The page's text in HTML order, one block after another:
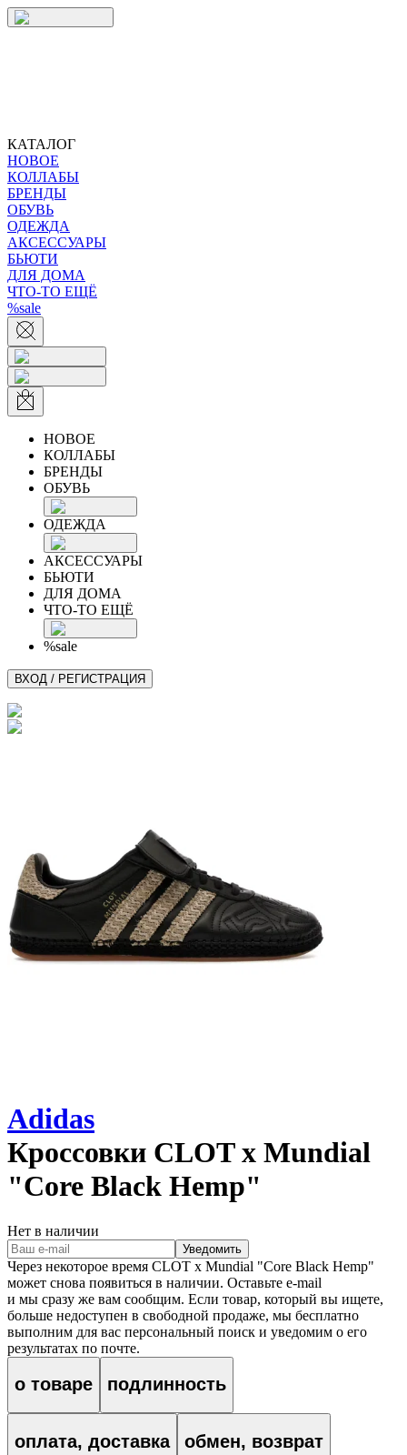
КАТАЛОГ
НОВОЕ
КОЛЛАБЫ
БРЕНДЫ
ОБУВЬ
ОДЕЖДА
АКСЕССУАРЫ
БЬЮТИ
ДЛЯ ДОМА
ЧТО-ТО ЕЩЁ
%sale
НОВОЕ
КОЛЛАБЫ
БРЕНДЫ
ОБУВЬ
ОДЕЖДА
АКСЕССУАРЫ
БЬЮТИ
ДЛЯ ДОМА
ЧТО-ТО ЕЩЁ
%sale
ВХОД / РЕГИСТРАЦИЯ
Adidas
Кроссовки CLOT x Mundial
"Core Black Hemp"
Нет в наличии
Уведомить
Через некоторое время CLOT x Mundial "Core Black Hemp"
может снова появиться в наличии. Оставьте e‑mail
и мы сразу же вам сообщим. Если товар, который вы ищете,
больше недоступен в свободной продаже, мы бесплатно
выполним для вас персональный поиск и уведомим о его
результатах по почте.
о товаре подлинность
оплата, доставка обмен, возврат